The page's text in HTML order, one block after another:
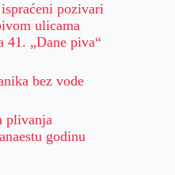
pozivari
ulicama
41. „Dane piva“
bez vode
plivanja
godinu